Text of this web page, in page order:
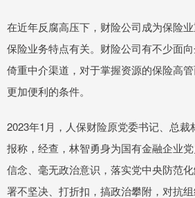
在近年反腐高压下，财险公司成为保险
保险业务特点有关。财险公司有不少面
倚重中介渠道，对于掌握资源的保险高
更加便利的条件。
2023年1月，人保财险原党委书记、总裁
报称，经查，林智勇身为国有金融企业
信念、毫无政治意识，落实党中央防范
署不坚决、打折扣，搞政治攀附，对抗